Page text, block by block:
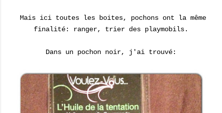
Mais ici toutes les boites, pochons ont la même
finalité: ranger, trier des playmobils.
Dans un pochon noir, j'ai trouvé: